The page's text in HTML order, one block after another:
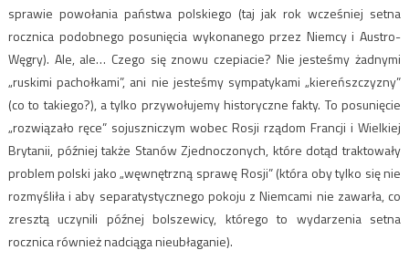
sprawie powołania państwa polskiego (taj jak rok wcześniej setna
rocznica podobnego posunięcia wykonanego przez Niemcy i Austro-
Węgry). Ale, ale… Czego się znowu czepiacie? Nie jesteśmy żadnymi
„ruskimi pachołkami”, ani nie jesteśmy sympatykami „kiereńszczyzny”
(co to takiego?), a tylko przywołujemy historyczne fakty. To posunięcie
„rozwiązało ręce” sojuszniczym wobec Rosji rządom Francji i Wielkiej
Brytanii, później także Stanów Zjednoczonych, które dotąd traktowały
problem polski jako „węwnętrzną sprawę Rosji” (która oby tylko się nie
rozmyśliła i aby separatystycznego pokoju z Niemcami nie zawarła, co
zresztą uczynili późnej bolszewicy, którego to wydarzenia setna
rocznica również nadciąga nieubłaganie).